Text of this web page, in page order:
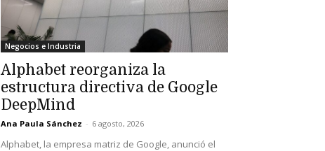
Negocios e Industria
Alphabet reorganiza la
estructura directiva de Google
DeepMind
Ana Paula Sánchez - 6 agosto, 2026
Alphabet, la empresa matriz de Google, anunció el